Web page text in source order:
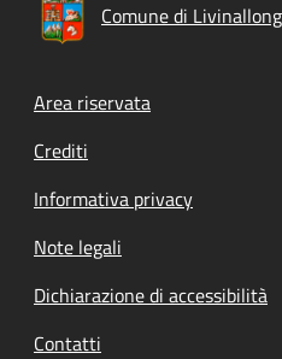
Comune di
Footer menu
Area riservata
Crediti
Informativa privacy
Note legali
Dichiarazione di accessibilità
Contatti